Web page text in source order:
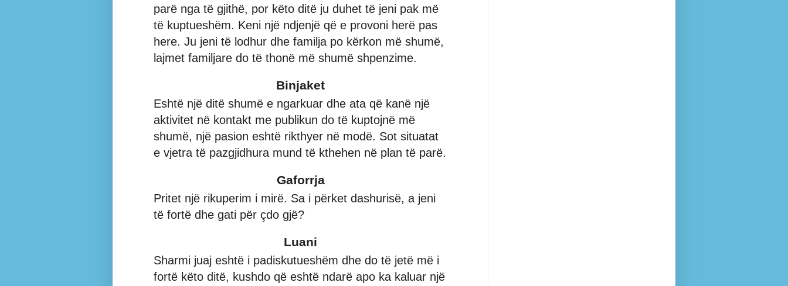
parë nga të gjithë, por këto ditë ju duhet të jeni pak më
të kuptueshëm. Keni një ndjenjë që e provoni herë pas
here. Ju jeni të lodhur dhe familja po kërkon më shumë,
lajmet familjare do të thonë më shumë shpenzime.
Binjaket
Eshtë një ditë shumë e ngarkuar dhe ata që kanë një
aktivitet në kontakt me publikun do të kuptojnë më
shumë, një pasion eshtë rikthyer në modë. Sot situatat
e vjetra të pazgjidhura mund të kthehen në plan të parë.
Gaforrja
Pritet një rikuperim i mirë. Sa i përket dashurisë, a jeni
të fortë dhe gati për çdo gjë?
Luani
Sharmi juaj eshtë i padiskutueshëm dhe do të jetë më i
fortë këto ditë, kushdo që eshtë ndarë apo ka kaluar një